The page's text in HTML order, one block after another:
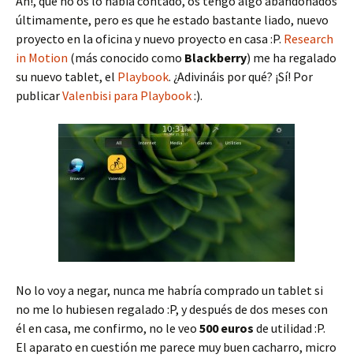
últimamente, pero es que he estado bastante liado, nuevo
proyecto en la oficina y nuevo proyecto en casa :P. Research
in Motion (más conocido como Blackberry) me ha regalado
su nuevo tablet, el Playbook. ¿Adivináis por qué? ¡Sí! Por
publicarValenbisi para Playbook:).
No lo voy a negar, nunca me habría comprado un tablet si
no me lo hubiesen regalado :P, y después de dos meses con
él en casa, me confirmo, no le veo 500 euros de utilidad :P.
El aparato en cuestión me parece muy buen cacharro, micro